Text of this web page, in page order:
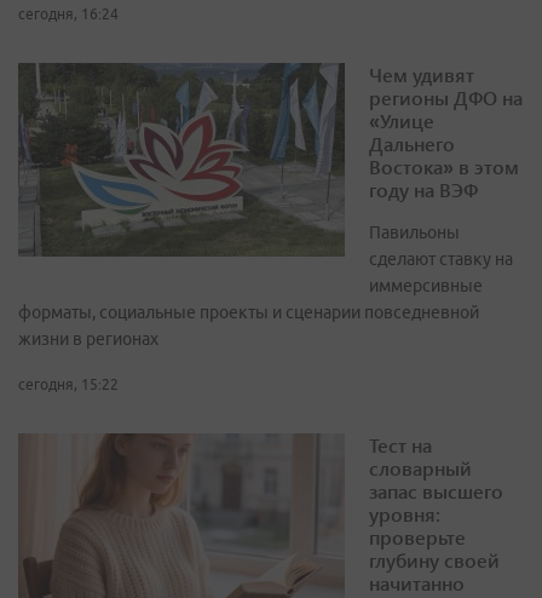
сегодня, 16:24
Чем удивят
регионы ДФО на
«Улице
Дальнего
Востока» в этом
году на ВЭФ
Павильоны
сделают ставку на
иммерсивные
форматы, социальные проекты и сценарии повседневной
жизни в регионах
сегодня, 15:22
Тест на
словарный
запас высшего
уровня:
проверьте
глубину своей
начитанно